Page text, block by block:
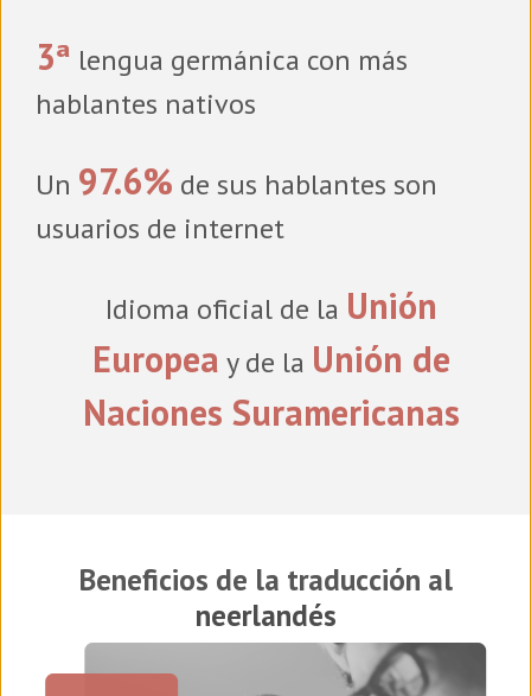
3ª lengua germánica con más
hablantes nativos
Un 97.6% de sus hablantes son
usuarios de internet
Idioma oficial de la Unión
Europea y de la Unión de
Naciones Suramericanas
Beneficios de la traducción al
neerlandés